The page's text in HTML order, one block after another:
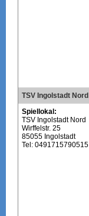
TSV Ingolstadt Nord
Spiellokal:
TSV Ingolstadt Nord
Wirffelstr. 25
85055 Ingolstadt
Tel: 0491715790515